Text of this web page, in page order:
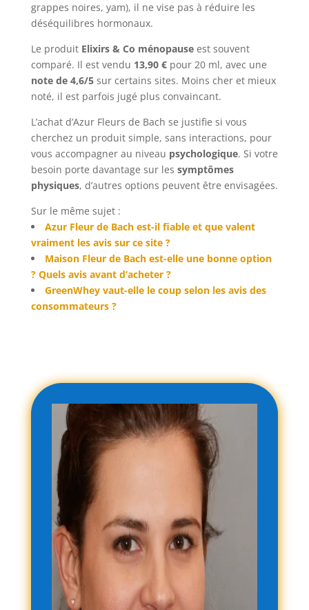
grappes noires, yam), il ne vise pas à réduire les
déséquilibres hormonaux.
Le produit Elixirs & Co ménopauseest souvent
comparé. Il est vendu 13,90 €pour 20 ml, avec une
note de 4,6/5sur certains sites. Moins cher et mieux
noté, il est parfois jugé plus convaincant.
L’achat d’Azur Fleurs de Bach se justifie si vous
cherchez un produit simple, sans interactions, pour
vous accompagner au niveau psychologique. Si votre
besoin porte davantage sur les symptômes
physiques, d’autres options peuvent être envisagées.
Sur le même sujet :
Azur Fleur de Bach est-il fiable et que valent
vraiment les avis sur ce site ?
Maison Fleur de Bach est-elle une bonne option
? Quels avis avant d’acheter ?
GreenWhey vaut-elle le coup selon les avis des
consommateurs ?